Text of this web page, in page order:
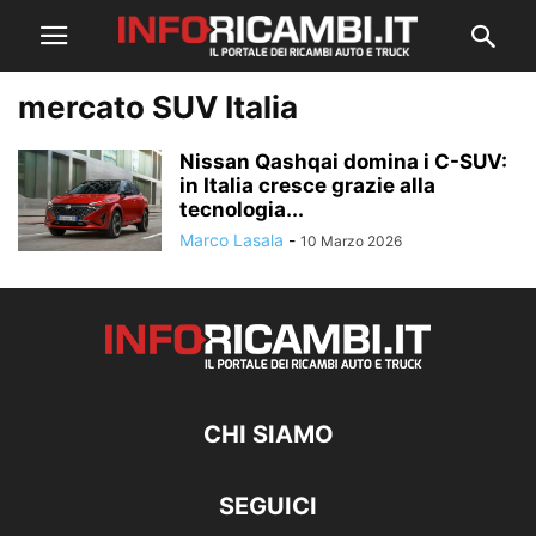
mercato SUV Italia
Nissan Qashqai domina i C-SUV:
in Italia cresce grazie alla
tecnologia...
Marco Lasala - 10 Marzo 2026
CHI SIAMO
SEGUICI